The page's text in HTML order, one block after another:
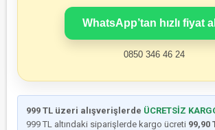
WhatsApp’tan hızlı fiyat
0850 346 46 24
999 TL üzeri alışverişlerde ÜCRETSİZ
999 TL altındaki siparişlerde kargo ücreti 99,90